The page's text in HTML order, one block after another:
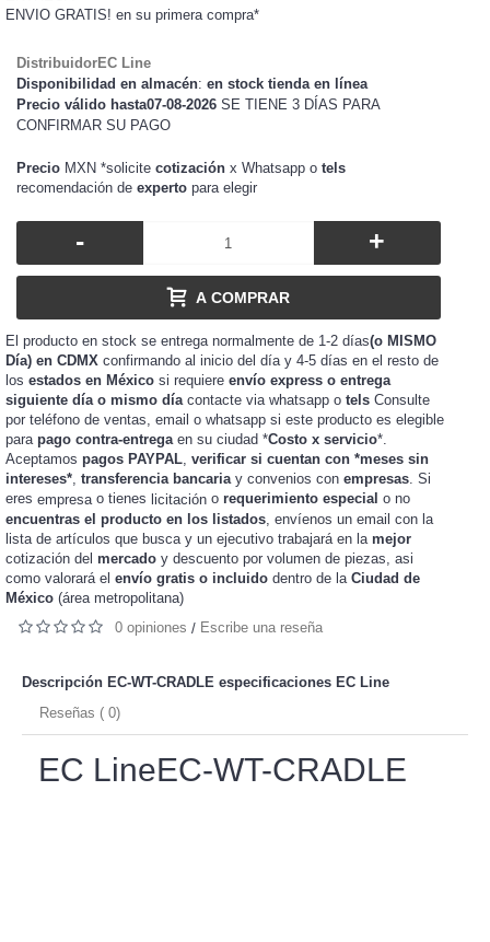
ENVIO GRATIS! en su primera compra*
DistribuidorEC Line
Disponibilidad en almacén: en stock tienda en línea
Precio válido hasta07-08-2026 SE TIENE 3 DÍAS PARA
CONFIRMAR SU PAGO
Precio MXN *solicite cotización x Whatsapp o tels
recomendación de experto para elegir
- +
A COMPRAR
El producto en stock se entrega normalmente de 1-2 días(o MISMO
Día) en CDMX confirmando al inicio del día y 4-5 días en el resto de
los estados en México si requiere envío express o entrega
siguiente día o mismo díacontacte via whatsapp o tels Consulte
por teléfono de ventas, email o whatsapp si este producto es elegible
para pago contra-entregaen su ciudad *Costo x servicio*.
Aceptamos pagos PAYPAL, verificar si cuentan con *meses sin
intereses*, transferencia bancariay convenios con empresas. Si
eres empresa o tienes licitación o requerimiento especial o no
encuentras el producto en los listados , envíenos un email con la
lista de artículos que busca y un ejecutivo trabajará en la mejor
cotización del mercado y descuento por volumen de piezas, asi
como valorará el envío gratis o incluido dentro de la Ciudad de
México (área metropolitana)
0 opiniones / Escribe una reseña
Descripción EC-WT-CRADLE especificaciones EC Line
Reseñas ( 0)
EC LineEC-WT-CRADLE